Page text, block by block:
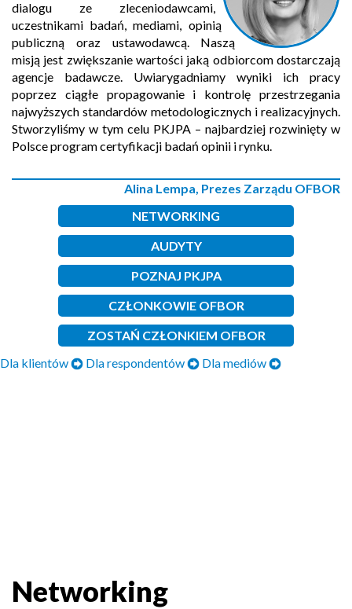
dialogu ze zleceniodawcami,
uczestnikami badań, mediami, opinią
publiczną oraz ustawodawcą. Naszą
misją jest zwiększanie wartości jaką odbiorcom dostarczają
agencje badawcze. Uwiarygadniamy wyniki ich pracy
poprzez ciągłe propagowanie i kontrolę przestrzegania
najwyższych standardów metodologicznych i realizacyjnych.
Stworzyliśmy w tym celu PKJPA – najbardziej rozwinięty w
Polsce program certyfikacji badań opinii i rynku.
Alina Lempa, Prezes Zarządu OFBOR
NETWORKING
AUDYTY
POZNAJ PKJPA
CZŁONKOWIE OFBOR
ZOSTAŃ CZŁONKIEM OFBOR
Dla klientów
Dla respondentów Dla mediów
Networking